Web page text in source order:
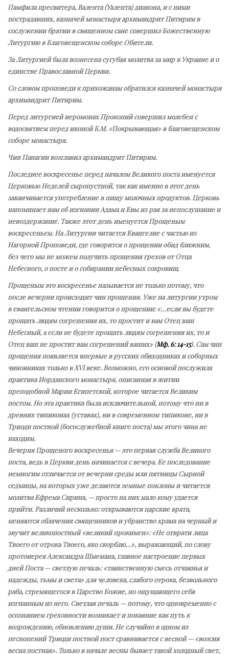
Памфила пресвитера, Валента (Уалента) диакона, и с ними
пострадавших, казначей монастыря архимандрит Питирим в
сослужении братии в священном сане совершил Божественную
Литургию в Благовещенском соборе Обители.
За Литургией была вознесена сугубая молитва за мир в Украине и о
единстве Православной Церкви.
Со словом проповеди к прихожанам обратился казначей монастыря
архимандрит Питирим.
Перед литургией иеромонах Прокопий совершил молебен с
водосвятием перед иконой Б.М. «Покрывающая» в благовещенском
соборе монастыря.
Чин Панагии возглавил архимандрит Питирим.
Последнее воскресенье перед началом Великого поста именуется
Церковью Неделей сыропустной, так как именно в этот день
заканчивается употребление в пищу молочных продуктов. Церковь
напоминает нам об изгнании Адама и Евы из рая за непослушание и
невоздержание. Также этот день именуется Прощеным
воскресеньем. На Литургии читается Евангелие с частью из
Нагорной Проповеди, где говорится о прощении обид ближним,
без чего мы не можем получить прощения грехов от Отца
Небесного, о посте и о собирании небесных сокровищ.
Прощеным это воскресенье называется не только потому, что
после вечерни происходит чин прощения. Уже на литургии утром
в евангельском чтении говорится о прощении: «…если вы будете
прощать людям согрешения их, то простит и вам Отец ваш
Небесный, а если не будете прощать людям согрешения их, то и
Отец ваш не простит вам согрешений ваших» (Мф. 6: 14-15). Сам чин
прощения появляется впервые в русских обиходниках и соборных
чиновниках только в XVI веке. Возможно, его основой послужила
практика Иорданского монастыря, описанная в житии
преподобной Марии Египетской, которое читается Великим
постом. Но эта практика была исключительной, потому что ни в
древних типиконах (уставах), ни в современном типиконе, ни в
Триоди постной (богослужебной книге поста) мы этого чина не
находим.
Вечерня Прощеного воскресенья — это первая служба Великого
поста, ведь в Церкви день начинается с вечера. Ее последование
немногим отличается от вечерни среды или пятницы Сырной
седмицы, на которых уже делаются земные поклоны и читается
молитва Ефрема Сирина, — просто на них мало кому удается
прийти. Различий несколько: открываются царские врата,
меняются облачения священников и убранство храма на черный и
звучит великопостный «великий прокимен»: «Не отврати лица
Твоего от отрока Твоего, яко скорблю…», выражающий, по слову
протоиерея Александра Шмемана, главное настроение первых
дней Поста — светлую печаль: «таинственную смесь отчаянья и
надежды, тьмы и света» для человека, слабого отрока, безвольного
раба, стремящегося в Царство Божие, но ощущающего себя
изгнанным из него. Светлая печаль — потому, что одновременно с
осознанием греховности возникает и покаяние как путь к
возрождению, обновлению души. Не случайно в одном из
песнопений Триоди постной пост сравнивается с весной — «возсия
весна постная». Только в начале весны бывает такой холодный свет,